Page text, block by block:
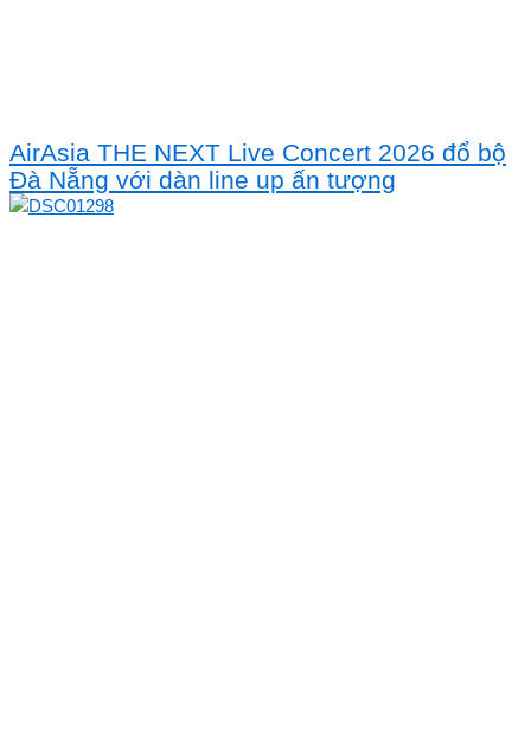
AirAsia THE NEXT Live Concert 2026 đổ bộ
Đà Nẵng với dàn line up ấn tượng